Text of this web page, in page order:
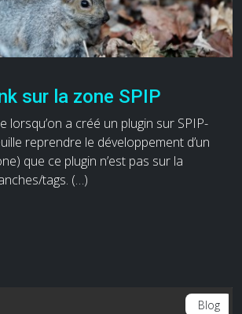
sur la zone SPIP
lorsqu’on a créé un plugin sur SPIP-
reprendre le développement d’un
que ce plugin n’est pas sur la
tags. (…)
Blog